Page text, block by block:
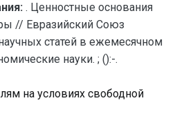
. Ценностные основания
// Евразийский Союз
статей в ежемесячном
науки. ; ():-.
на условиях свободной